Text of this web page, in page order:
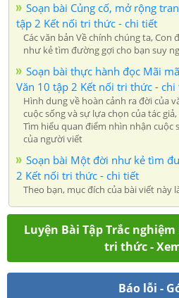
Soạn bài Củng cố, mở rộng
tập 2 Kết nối tri thức - chi tiết
Các văn bản Về chính chúng ta,
như kẻ tìm đường gợi cho bạn suy
Soạn bài thực hành đọc Mãi
Văn 10 tập 2 Kết nối tri thức - chi
Hình dung về hoàn cảnh ra đời của
cuộc sống và sự lựa chọn của tác
Tìm hiểu quan điểm nhìn nhận cuộc
của người viết
Soạn bài Một đời như kẻ tìm
2 Kết nối tri thức - chi tiết
Theo bạn, mục đích của bài viết này
Luyện Bài Tập Trắc
tri thức -
Báo lỗi -